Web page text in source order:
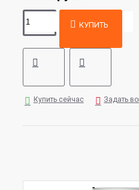
КУПИТЬ
Купить сейчас Задать